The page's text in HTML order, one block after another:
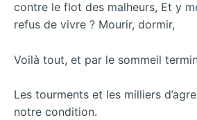
contre le flot des malheurs, Et y
refus de vivre ? Mourir, dormir,
Voilà tout, et par le sommeil
Les tourments et les milliers
notre condition.